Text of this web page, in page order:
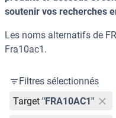
soutenir vos recherches
Les noms alternatifs de
Fra10ac1.
Filtres sélectionnés
Target "FRA10AC1"